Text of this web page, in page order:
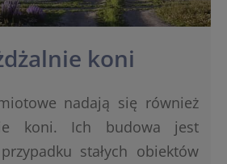
koni
nadają się również
koni. Ich budowa jest
stałych obiektów